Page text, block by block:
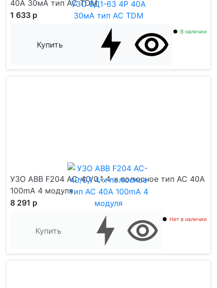
40А 30мА тип АС TDM
1 633 р
Купить
В наличии
УЗО ABB F204 AC-40/0,1 4-х полюсное тип AC 40A
100mA 4 модуля
8 291 р
Купить
Нет в наличии